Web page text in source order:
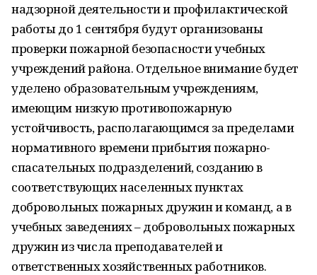
надзорной деятельности и профилактической
работы до 1 сентября будут организованы
проверки пожарной безопасности учебных
учреждений района. Отдельное внимание будет
уделено образовательным учреждениям,
имеющим низкую противопожарную
устойчивость, располагающимся за пределами
нормативного времени прибытия пожарно-
спасательных подразделений, созданию в
соответствующих населенных пунктах
добровольных пожарных дружин и команд, а в
учебных заведениях – добровольных пожарных
дружин из числа преподавателей и
ответственных хозяйственных работников.